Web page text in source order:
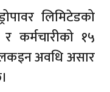
लिमिटेडको
कर्मचारीको १५
अवधि असार